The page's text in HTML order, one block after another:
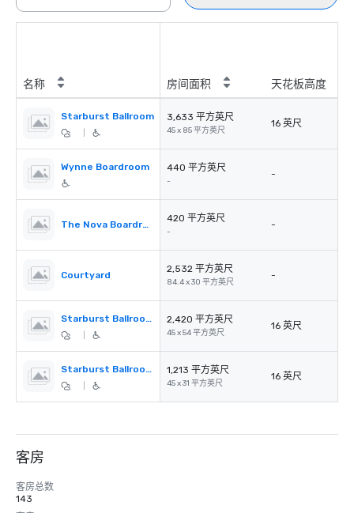
名称 房间面积 天花板高度
Starburst Ballroom 3,633 平方英尺
45 x 85 平方英尺
16 英尺
Wynne Boardroom 440 平方英尺
-
-
The Nova Boardroom
420 平方英尺
-
-
Courtyard
2,532 平方英尺
84.4 x 30 平方英尺
-
Starburst Ballroom A 2,420 平方英尺
45 x 54 平方英尺
16 英尺
Starburst Ballroom B 1,213 平方英尺
45 x 31 平方英尺
16 英尺
客房
客房总数
143